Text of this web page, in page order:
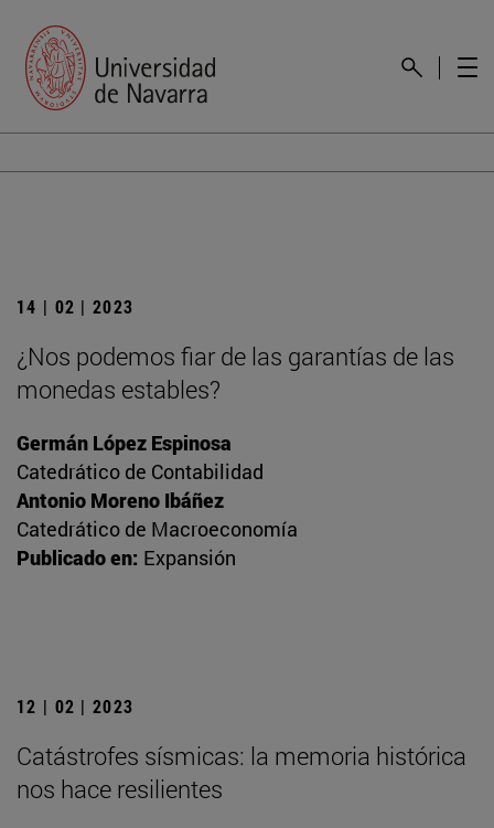
14 | 02 | 2023
¿Nos podemos fiar de las garantías de las
monedas estables?
Germán López Espinosa
Catedrático de Contabilidad
Antonio Moreno Ibáñez
Catedrático de Macroeconomía
Publicado en: Expansión
12 | 02 | 2023
Catástrofes sísmicas: la memoria histórica
nos hace resilientes